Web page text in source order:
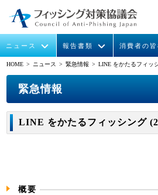
ニュース
イベント
報告書類
月次報告書
消費者の皆
フィッシングの
マンガでわかるフィッシング
STOP. THINK.
運営委員紹介
WG活動
HOME > ニュース >緊急情報 > LINE をかたるフィッ
緊急情報
LINE をかたるフィッシング
概要